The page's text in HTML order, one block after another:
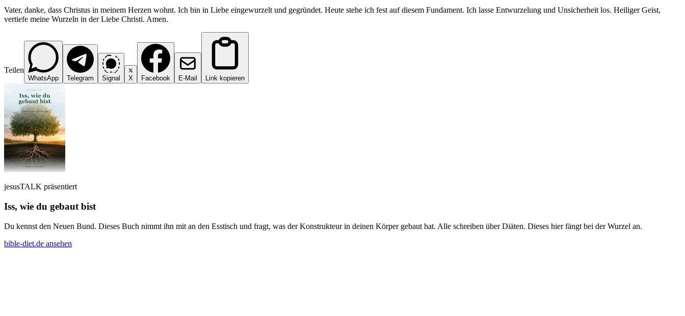
Vater, danke, dass Christus in meinem Herzen wohnt. Ich bin in Liebe eingewurzelt und gegründet. Heute stehe ich fest auf diesem Fundament. Ich lasse Entwurzelung und Unsicherheit los. Heiliger Geist,
vertiefe meine Wurzeln in der Liebe Christi. Amen.
Teilen
WhatsApp Telegram Signal X Facebook E-Mail Link kopieren
jesusTALK präsentiert
Iss, wie du gebaut bist
Du kennst den Neuen Bund. Dieses Buch nimmt ihn mit an den Esstisch und fragt, was der Konstrukteur in deinen Körper gebaut hat. Alle schreiben über Diäten. Dieses hier fängt bei der Wurzel an.
bible-diet.de ansehen